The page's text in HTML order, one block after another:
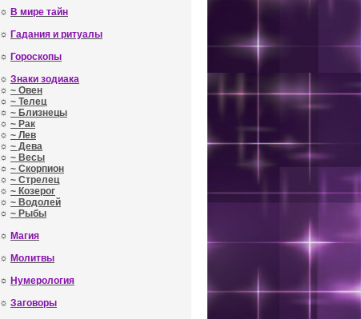
☼ В мире тайн
☼ Гадания и ритуалы
☼ Гороскопы
☼ Знаки зодиака
☼ ~ Овен
☼ ~ Телец
☼ ~ Близнецы
☼ ~ Рак
☼ ~ Лев
☼ ~ Дева
☼ ~ Весы
☼ ~ Скорпион
☼ ~ Стрелец
☼ ~ Козерог
☼ ~ Водолей
☼ ~ Рыбы
☼ Магия
☼ Молитвы
☼ Нумерология
☼ Заговоры